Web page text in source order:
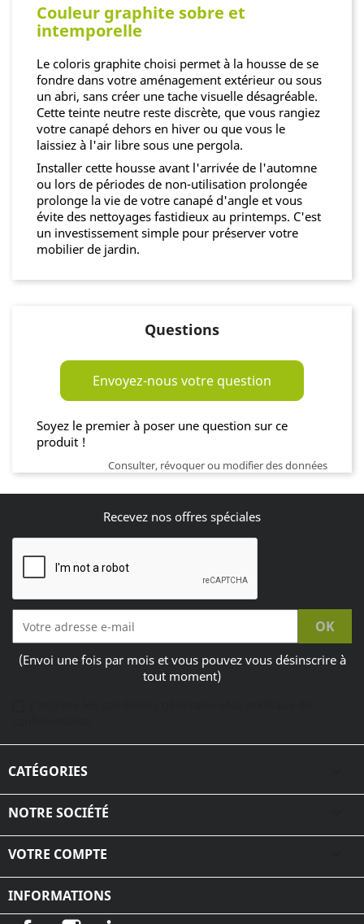
Couleur graphite sobre et
intemporelle
Le coloris graphite choisi permet à la housse de se
fondre dans votre aménagement extérieur ou sous
un abri, sans créer une tache visuelle désagréable.
Cette teinte neutre reste discrète, que vous rangiez
votre canapé dehors en hiver ou que vous le
laissiez à l'air libre sous une pergola.
Installer cette housse avant l'arrivée de l'automne
ou lors de périodes de non-utilisation prolongée
prolonge la vie de votre canapé d'angle et vous
évite des nettoyages fastidieux au printemps. C'est
un investissement simple pour préserver votre
mobilier de jardin.
Questions
Envoyez-nous votre question
Soyez le premier à poser une question sur ce
produit !
Consulter, révoquer ou modifier des données
Recevez nos offres spéciales
(Envoi une fois par mois et vous pouvez vous désinscrire à
tout moment)
CATÉGORIES
NOTRE SOCIÉTÉ
VOTRE COMPTE
INFORMATIONS